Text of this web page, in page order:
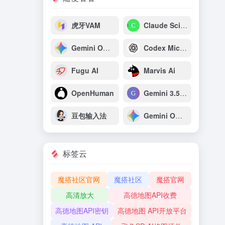
虎牙VAM Claude Science
Gemini Omni Flash：谷歌原生多模态视频生成与推理模型 Codex Micro：OpenAI专为开发者打造的AI编程专用宏键盘
Fugu AI Marvis Ai
OpenHuman Gemini 3.5 Pro
豆包输入法 Gemini Omni
标签云
魔搭社区官网 魔搭社区
魔搭官网
高清放大
高德地图API收费
高德地图API密钥
高德地图 API开放平台